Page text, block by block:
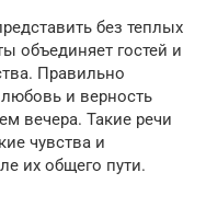
без теплых
объединяет гостей и
Правильно
и верность
вечера. Такие речи
чувства и
их общего пути.